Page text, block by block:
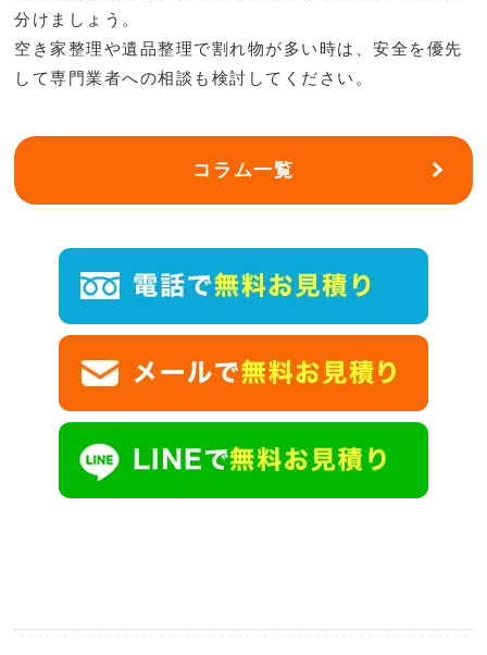
分けましょう。
空き家整理や遺品整理で割れ物が多い時は、安全を優先
して専門業者への相談も検討してください。
コラム一覧